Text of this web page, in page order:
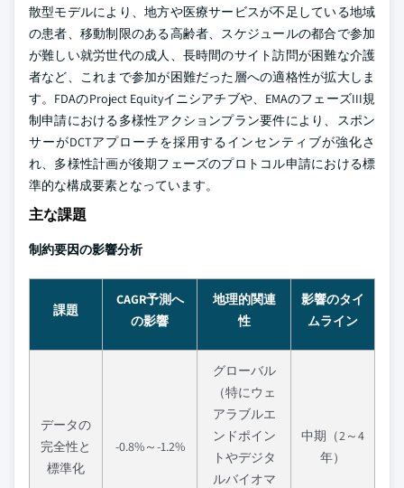
散型モデルにより、地方や医療サービスが不足している地域
の患者、移動制限のある高齢者、スケジュールの都合で参加
が難しい就労世代の成人、長時間のサイト訪問が困難な介護
者など、これまで参加が困難だった層への適格性が拡大しま
す。FDAのProject Equityイニシアチブや、EMAのフェーズIII規
制申請における多様性アクションプラン要件により、スポン
サーがDCTアプローチを採用するインセンティブが強化さ
れ、多様性計画が後期フェーズのプロトコル申請における標
準的な構成要素となっています。
主な課題
制約要因の影響分析
課題
CAGR予測へ
の影響
地理的関連
性
影響のタイ
ムライン
データの
完全性と
標準化
-0.8%～-1.2%
グローバル
（特にウェ
アラブルエ
ンドポイン
トやデジタ
ルバイオマ
中期（2～4
年）